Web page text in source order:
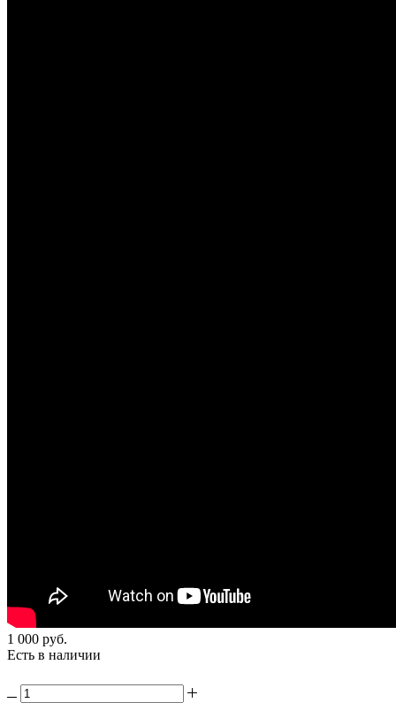
1 000 руб.
Есть в наличии